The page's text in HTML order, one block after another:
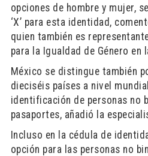
opciones de hombre y mujer,
‘X’ para esta identidad,
quien también es
para la Igualdad de Género en
México se distingue también
dieciséis países a nivel
identificación de personas no
pasaportes, añadió la
Incluso en la cédula de
opción para las personas no